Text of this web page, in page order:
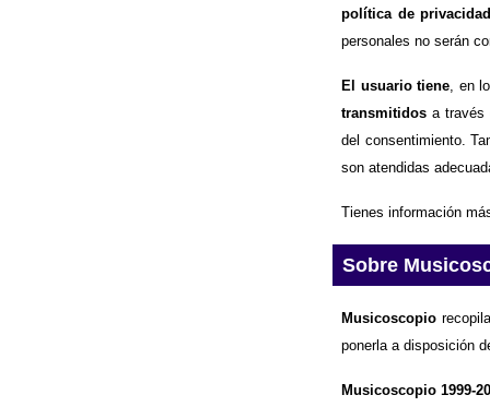
política de privacidad
personales no serán
El usuario tiene , en
transmitidos a través
del consentimiento.
son atendidas
Tienes información
Sobre
Musicoscopio
ponerla a disposición
Musicoscopio 1999-